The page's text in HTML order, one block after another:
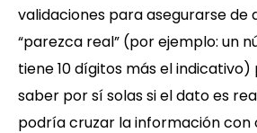
validaciones para asegurarse de
“parezca real” (por ejemplo: un
tiene 10 dígitos más el
saber por sí solas si el dato es
podría cruzar la información con